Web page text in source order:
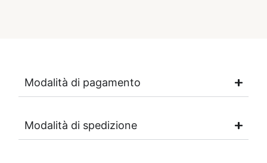
Modalità di pagamento
Modalità di spedizione